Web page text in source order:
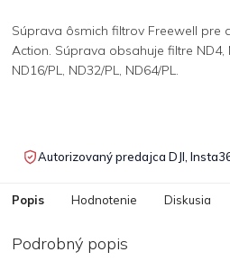
Súprava ôsmich filtrov Freewell pre
Action. Súprava obsahuje filtre ND4,
ND16/PL, ND32/PL, ND64/PL.
Autorizovaný predajca DJI,
Popis Hodnotenie Diskusia
Podrobný popis